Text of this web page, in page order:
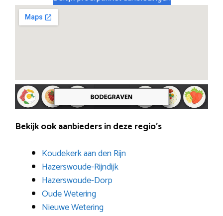
Bekijk ook aanbieders in deze regio’s
Koudekerk aan den Rijn
Hazerswoude-Rijndijk
Hazerswoude-Dorp
Oude Wetering
Nieuwe Wetering